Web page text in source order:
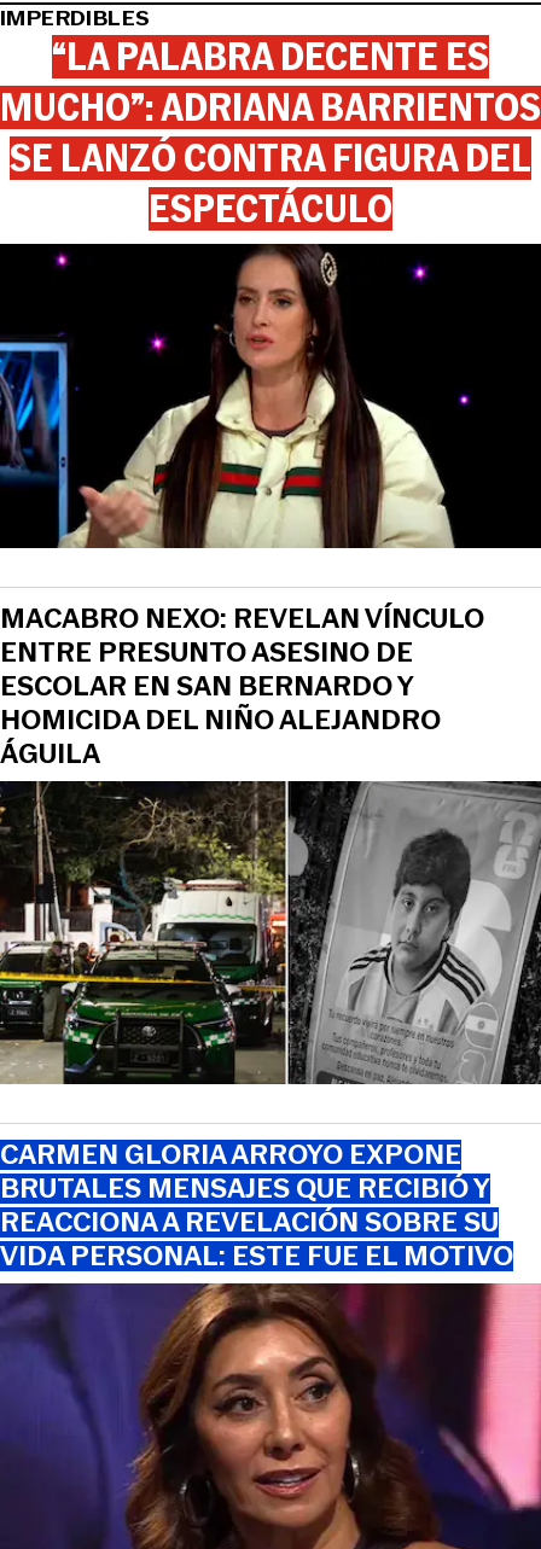
IMPERDIBLES
“LA PALABRA DECENTE ES
MUCHO”: ADRIANA BARRIENTOS
SE LANZÓ CONTRA FIGURA DEL
ESPECTÁCULO
MACABRO NEXO: REVELAN VÍNCULO
ENTRE PRESUNTO ASESINO DE
ESCOLAR EN SAN BERNARDO Y
HOMICIDA DEL NIÑO ALEJANDRO
ÁGUILA
CARMEN GLORIA ARROYO EXPONE
BRUTALES MENSAJES QUE RECIBIÓ Y
REACCIONA A REVELACIÓN SOBRE SU
VIDA PERSONAL: ESTE FUE EL MOTIVO